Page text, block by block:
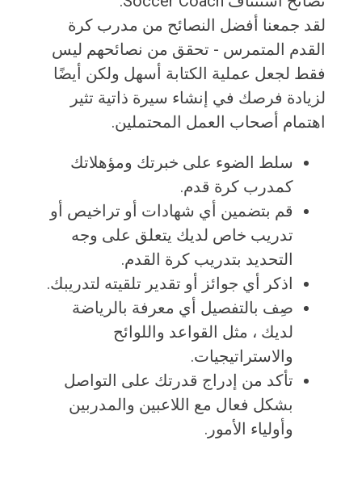
لقد جمعنا أفضل النصائح من مدرب كرة
القدم المتمرس - تحقق من نصائحهم ليس
فقط لجعل عملية الكتابة أسهل ولكن أيضًا
لزيادة فرصك في إنشاء سيرة ذاتية تثير
اهتمام أصحاب العمل المحتملين.
سلط الضوء على خبرتك ومؤهلاتك
كمدرب كرة قدم.
قم بتضمين أي شهادات أو تراخيص أو
تدريب خاص لديك يتعلق على وجه
التحديد بتدريب كرة القدم.
اذكر أي جوائز أو تقدير تلقيته لتدريبك.
صِف بالتفصيل أي معرفة بالرياضة
لديك ، مثل القواعد واللوائح
والاستراتيجيات.
تأكد من إدراج قدرتك على التواصل
بشكل فعال مع اللاعبين والمدربين
وأولياء الأمور.